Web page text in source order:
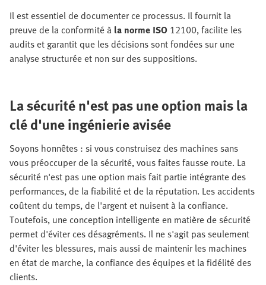
Il est essentiel de documenter ce processus. Il fournit la
preuve de la conformité à la norme ISO 12100, facilite les
audits et garantit que les décisions sont fondées sur une
analyse structurée et non sur des suppositions.
La sécurité n'est pas une option mais la
clé d'une ingénierie avisée
Soyons honnêtes : si vous construisez des machines sans
vous préoccuper de la sécurité, vous faites fausse route. La
sécurité n'est pas une option mais fait partie intégrante des
performances, de la fiabilité et de la réputation. Les accidents
coûtent du temps, de l'argent et nuisent à la confiance.
Toutefois, une conception intelligente en matière de sécurité
permet d'éviter ces désagréments. Il ne s'agit pas seulement
d'éviter les blessures, mais aussi de maintenir les machines
en état de marche, la confiance des équipes et la fidélité des
clients.